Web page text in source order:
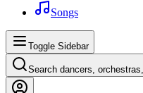
Songs
Toggle Sidebar
Search dancers,